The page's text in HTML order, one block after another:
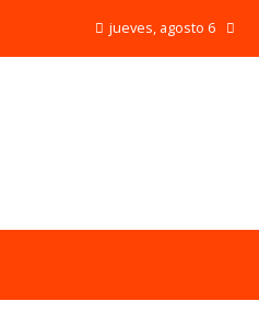
jueves, agosto 6